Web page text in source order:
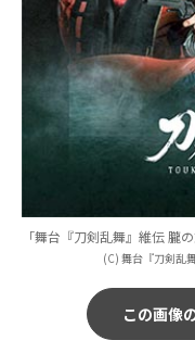
「舞台『刀剣乱舞』維伝 朧
(C) 舞台『刀剣乱
この画像